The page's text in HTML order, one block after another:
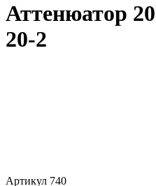
Аттенюатор
20-2
Артикул 740